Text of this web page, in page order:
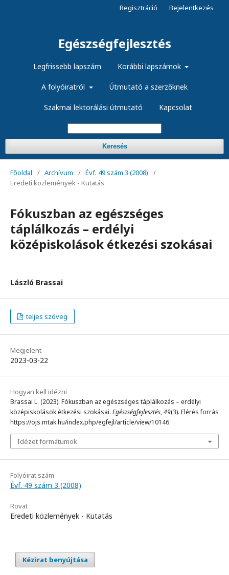
Egészségfejlesztés
Legfrissebb lapszám Korábbi lapszámok
A folyóiratról Útmutató a szerzőknek
Szakmai lektorálási útmutató Kapcsolat
Keresés
Regisztráció Bejelentkezés
Főoldal / Archívum / Évf. 49 szám 3 (2008)
/
Eredeti közlemények - Kutatás
Fókuszban az egészséges
táplálkozás – erdélyi
középiskolások étkezési szokásai
László Brassai
teljes szöveg
Megjelent
2023-03-22
Hogyan kell idézni
Brassai L. (2023). Fókuszban az egészséges táplálkozás – erdélyi
középiskolások étkezési szokásai. Egészségfejlesztés,49(3). Elérés forrás
https://ojs.mtak.hu/index.php/egfejl/article/view/10146
Idézet formátumok
Folyóirat szám
Évf. 49 szám 3 (2008)
Rovat
Eredeti közlemények - Kutatás
Kézirat benyújtása